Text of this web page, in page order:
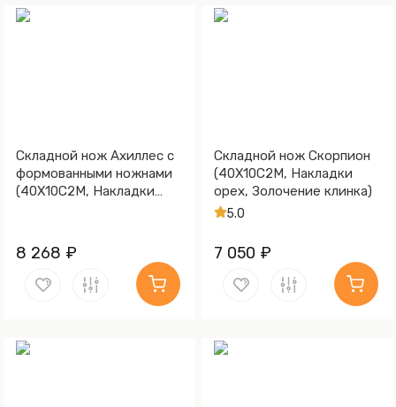
Складной нож Ахиллес с
формованными ножнами
(40Х10С2М, Накладки
8 268 ₽
Складной нож Скорпион
(40Х10С2М, Накладки
орех, Золочение клинка)
5.0
7 050 ₽